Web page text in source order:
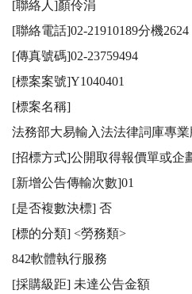
[聯絡人]顏伶涓
[聯絡電話]02-21910189分機2624
[傳真號碼]02-23759494
[標案案號]Y1040401
[標案名稱]
法務部大易輸入法法律詞庫專
[招標方式]公開取得報價單或企
[新增公告傳輸次數]01
[是否複數決標] 否
[標的分類] <勞務類>
842軟體執行服務
[採購級距] 未達公告金額